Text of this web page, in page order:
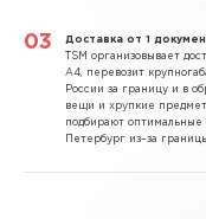
Доставка от 1
TSM организовывает
А4, перевозит
России за границу и в
вещи и хрупкие
подбирают оптимальные
Петербург из–за